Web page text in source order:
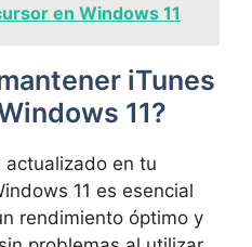
en Windows 11
iTunes⁣
11?
actualizado⁤ en tu
11⁢ es esencial
rendimiento óptimo ⁢y